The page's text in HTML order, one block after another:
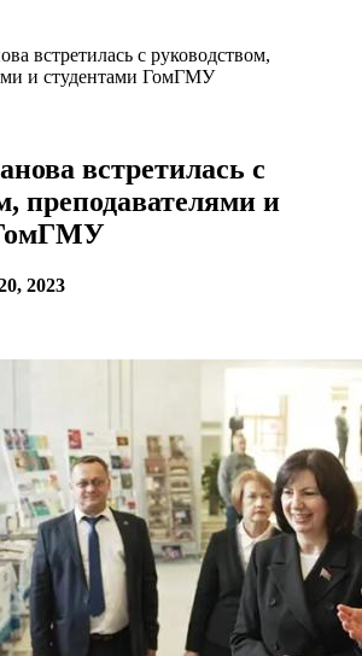
встретилась с руководством,
и студентами ГомГМУ
встретилась с
преподавателями и
2023